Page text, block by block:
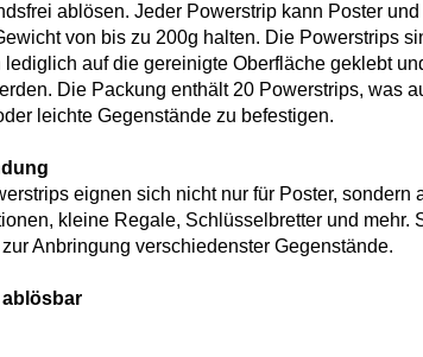
ablösen. Jeder Powerstrip kann Poster
von bis zu 200g halten. Die Powerstrips
lediglich auf die gereinigte Oberfläche geklebt
Die Packung enthält 20 Powerstrips, was
leichte Gegenstände zu befestigen.
eignen sich nicht nur für Poster, sondern
kleine Regale, Schlüsselbretter und mehr.
zur Anbringung verschiedenster Gegenstände.